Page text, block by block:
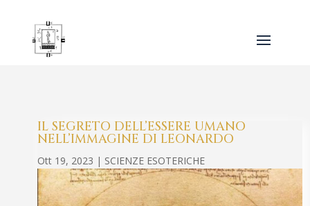
IL SEGRETO DELL’ESSERE UMANO
NELL’IMMAGINE DI LEONARDO
Ott 19, 2023 | SCIENZE ESOTERICHE